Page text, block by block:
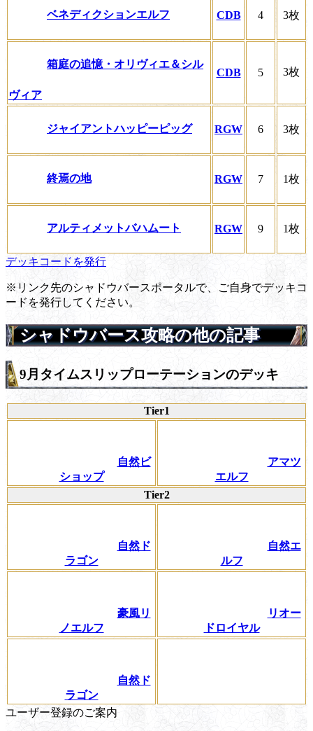
ベネディクションエルフ CDB 4 3枚
箱庭の追憶・オリヴィエ＆シル
ヴィア
CDB 5 3枚
ジャイアントハッピーピッグ RGW 6 3枚
終焉の地 RGW 7 1枚
アルティメットバハムート RGW 9 1枚
デッキコードを発行
※リンク先のシャドウバースポータルで、ご自身でデッキコ
ードを発行してください。
シャドウバース攻略の他の記事
9月タイムスリップローテーションのデッキ
Tier1
自然ビ
ショップ
アマツ
エルフ
Tier2
自然ド
ラゴン
自然エ
ルフ
豪風リ
ノエルフ
リオー
ドロイヤル
自然ド
ラゴン
ユーザー登録のご案内